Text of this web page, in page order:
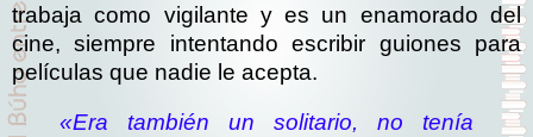
trabaja como vigilante y es un enamorado del
cine, siempre intentando escribir guiones para
películas que nadie le acepta.
«Era también un solitario, no tenía